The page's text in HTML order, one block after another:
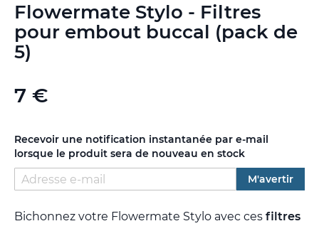
Flowermate Stylo - Filtres
pour embout buccal (pack de
5)
7 €
Recevoir une notification instantanée par e-mail
lorsque le produit sera de nouveau en stock
M'avertir
Bichonnez votre Flowermate Stylo avec ces filtres
to
the
beginning
of
gallery